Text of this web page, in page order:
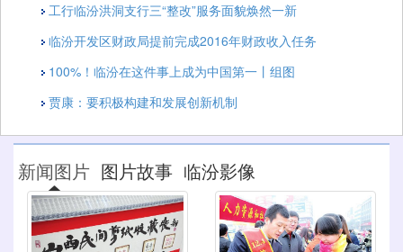
工行临汾洪洞支行三“整改”服务面貌焕然一新
临汾开发区财政局提前完成2016年财政收入任务
100%！临汾在这件事上成为中国第一丨组图
贾康：要积极构建和发展创新机制
新闻图片 图片故事 临汾影像